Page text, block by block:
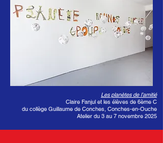
Les planètes de l’amitié
Claire Fanjul et les élèves de 6ème C
du collège Guillaume de Conches, Conches-en-Ouche
Atelier du 3 au 7 novembre 2025